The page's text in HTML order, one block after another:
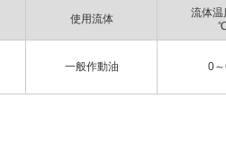
使用流体
流体温
一般作動油 0